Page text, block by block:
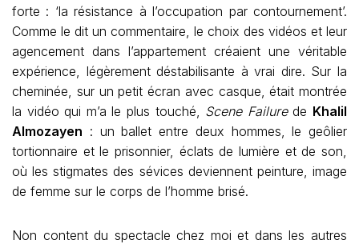
forte : ‘la résistance à l’occupation par contournement’.
Comme le dit un commentaire, le choix des vidéos et leur
agencement dans l’appartement créaient une véritable
expérience, légèrement déstabilisante à vrai dire. Sur la
cheminée, sur un petit écran avec casque, était montrée
la vidéo qui m’a le plus touché, Scene Failurede Khalil
Almozayen : un ballet entre deux hommes, le geôlier
tortionnaire et le prisonnier, éclats de lumière et de son,
où les stigmates des sévices deviennent peinture, image
de femme sur le corps de l’homme brisé.
Non content du spectacle chez moi et dans les autres